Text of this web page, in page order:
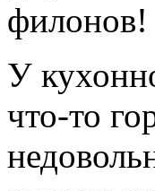
филонов!
У
что-то